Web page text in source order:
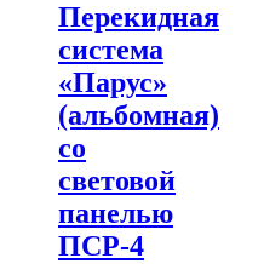
Перекидная
система
«Парус»
(альбомная)
со
световой
панелью
ПСР-4